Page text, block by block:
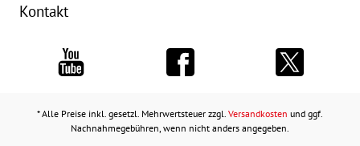
Kontakt
* Alle Preise inkl. gesetzl. Mehrwertsteuer zzgl. Versandkosten und ggf.
Nachnahmegebühren, wenn nicht anders angegeben.